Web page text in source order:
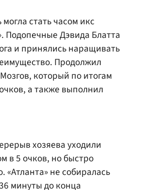
стать часом икс
ПодопечныеДэвида Блатта
и принялись наращивать
Продолжил
который по итогам
а также выполнил
хозяева уходили
в 5 очков, но быстро
«Атланта» не собиралась
минуты до конца